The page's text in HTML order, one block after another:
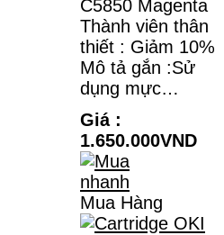
C5850 Magenta
Thành viên thân
thiết : Giảm 10%
Mô tả gắn :Sử
dụng mực…
Giá :
1.650.000VND
Mua Hàng